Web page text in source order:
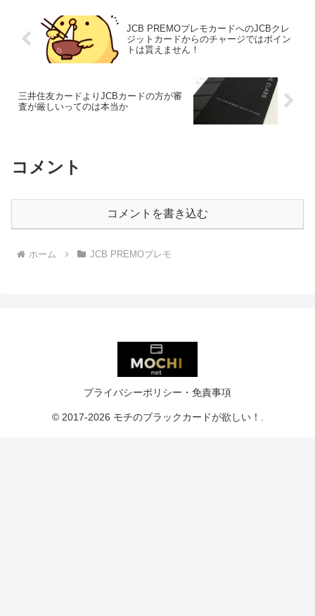
JCB PREMOプレモカードへのJCBクレ
ジットカードからのチャージではポイン
トは貰えません！
三井住友カードよりJCBカードの方が審
査が厳しいってのは本当か
コメント
コメントを書き込む
ホーム JCB PREMOプレモ
プライバシーポリシー・免責事項
© 2017-2026 モチのブラックカードが欲しい！.